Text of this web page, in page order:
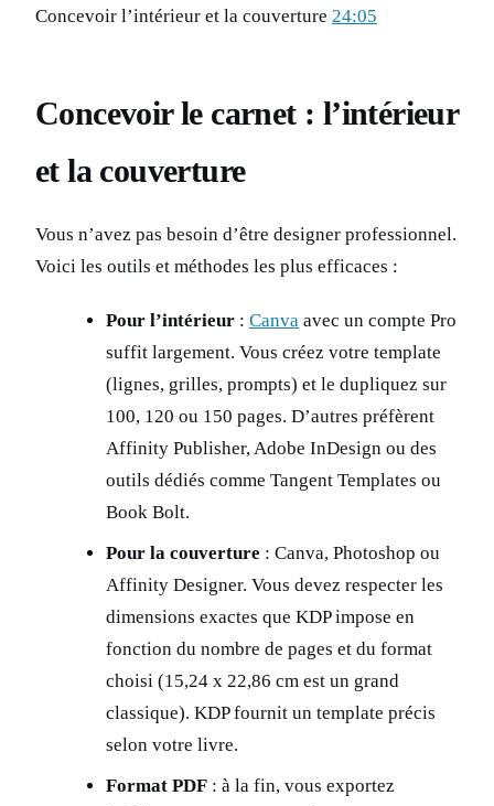
Concevoir l’intérieur et la couverture 24:05
Concevoir le carnet : l’intérieur
et la couverture
Vous n’avez pas besoin d’être designer professionnel.
Voici les outils et méthodes les plus efficaces :
Pour l’intérieur : Canva avec un compte Pro
suffit largement. Vous créez votre template
(lignes, grilles, prompts) et le dupliquez sur
100, 120 ou 150 pages. D’autres préfèrent
Affinity Publisher, Adobe InDesign ou des
outils dédiés comme Tangent Templates ou
Book Bolt.
Pour la couverture : Canva, Photoshop ou
Affinity Designer. Vous devez respecter les
dimensions exactes que KDP impose en
fonction du nombre de pages et du format
choisi (15,24 x 22,86 cm est un grand
classique). KDP fournit un template précis
selon votre livre.
Format PDF : à la fin, vous exportez